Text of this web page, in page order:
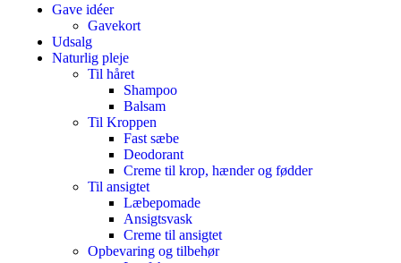
Gave idéer
Gavekort
Udsalg
Naturlig pleje
Til håret
Shampoo
Balsam
Til Kroppen
Fast sæbe
Deodorant
Creme til krop, hænder og fødder
Til ansigtet
Læbepomade
Ansigtsvask
Creme til ansigtet
Opbevaring og tilbehør